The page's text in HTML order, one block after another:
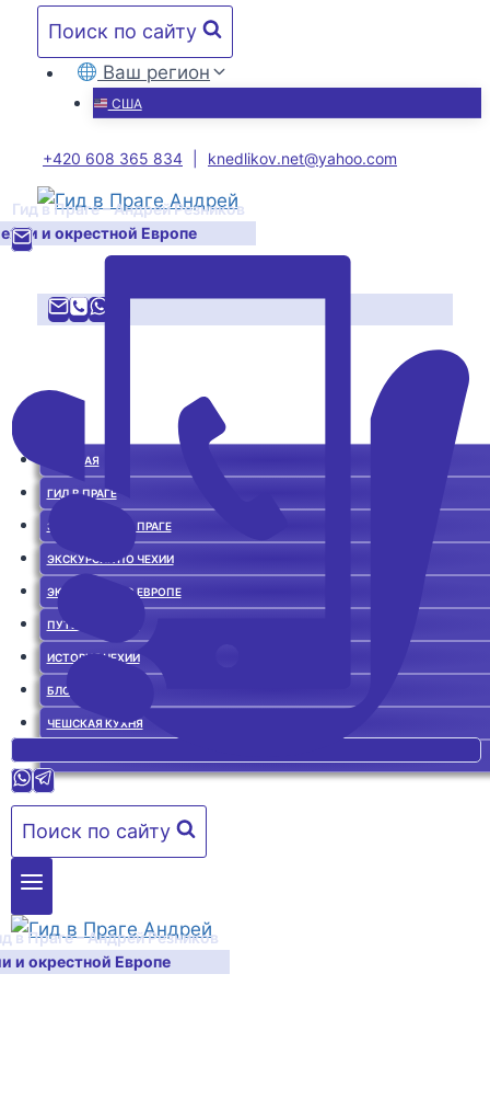
Перейти
содержимому
Поиск по сайту
Ваш регион
США
+420 608 365 834 knedlikov.net@yahoo.com
Гид в Праге – Андрей Резников
и окрестной Европе
ГЛАВНАЯ
ГИД В ПРАГЕ
ЭКСКУРСИИ ПО ПРАГЕ
ЭКСКУРСИИ ПО ЧЕХИИ
ЭКСКУРСИИ ПО ЕВРОПЕ
ПУТЕВОДИТЕЛЬ
ИСТОРИЯ ЧЕХИИ
БЛОГ О ЧЕХИИ
ЧЕШСКАЯ КУХНЯ
Поиск по сайту
в Праге – Андрей Резников
и окрестной Европе